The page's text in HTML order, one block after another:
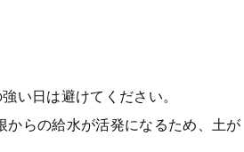
い日は避けてください。
らの給水が活発になるため、土が